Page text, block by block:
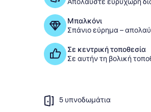
Μπαλκόνι
Σπάνιο εύρημα –
Σε κεντρική τοποθεσία
Σε αυτήν τη βολική
5 υπνοδωμάτια